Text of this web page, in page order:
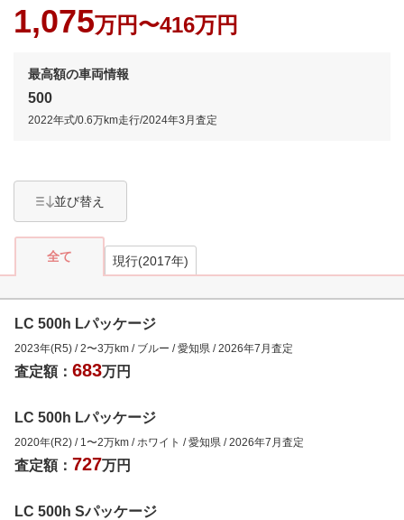
1,075万円〜416万円
最高額の車両情報
500
2022年式/0.6万km走行/2024年3月査定
並び替え
全て 現行(2017年)
LC 500h Lパッケージ
2023年(R5) /2〜3万km / ブルー /愛知県 /2026年7月査定
査定額： 683万円
LC 500h Lパッケージ
2020年(R2) / 1 〜2万km / ホワイト /愛知県 /2026年7月査定
査定額： 727万円
LC 500h Sパッケージ